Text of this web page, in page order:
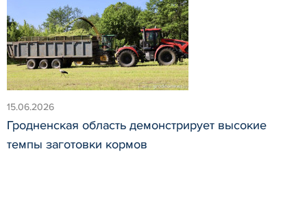
15.06.2026
Гродненская область демонстрирует высокие
темпы заготовки кормов